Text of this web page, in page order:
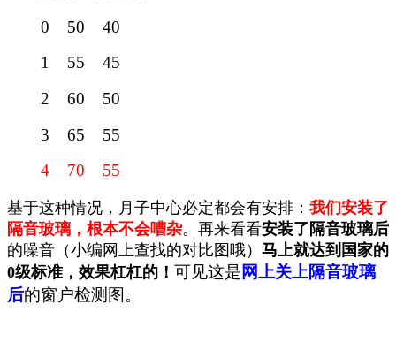
0 50 40
1 55 45
2 60 50
3 65 55
4 70 55
基于这种情况，月子中心必定都会有安排： 我们安装了
隔音玻璃，根本不会嘈杂。再来看看安装了隔音玻璃后
的噪音（小编网上查找的对比图哦） 马上就达到国家的
0级标准，效果杠杠的！ 可见这是网上关上隔音玻璃
后的窗户检测图。